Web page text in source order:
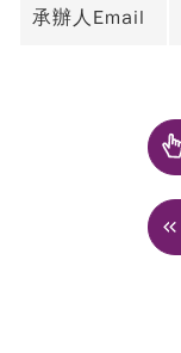
承辦人Email